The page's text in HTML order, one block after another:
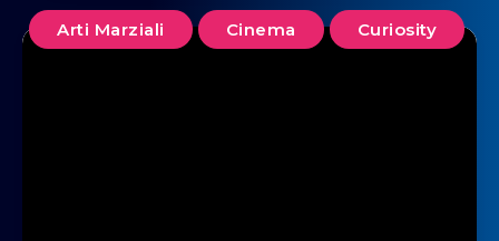
Arti Marziali Cinema Curiosity